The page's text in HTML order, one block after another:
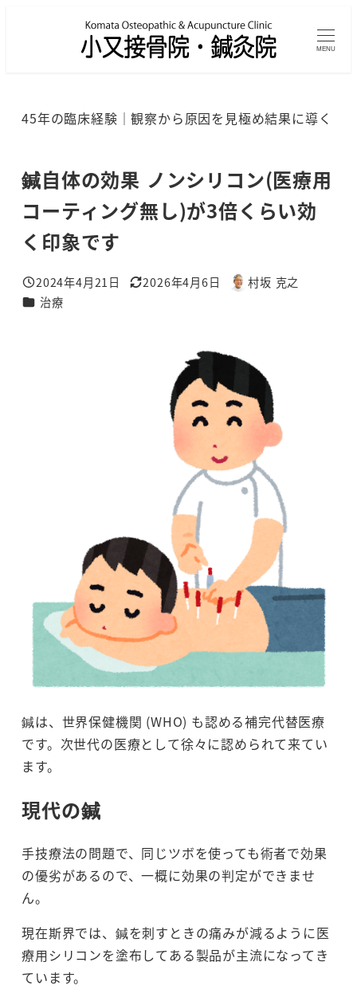
MENU
45年の臨床経験｜観察から原因を見極め結果に導く
鍼自体の効果 ノンシリコン(医療用
コーティング無し)が3倍くらい効
く印象です
投稿日
2024年4月21日
更新日
2026年4月6日
著
村坂 克之
カテゴリー
治療
鍼は、世界保健機関 (WHO) も認める補完代替医療
です。次世代の医療として徐々に認められて来てい
ます。
現代の鍼
手技療法の問題で、同じツボを使っても術者で効果
の優劣があるので、一概に効果の判定ができませ
ん。
現在斯界では、鍼を刺すときの痛みが減るように医
療用シリコンを塗布してある製品が主流になってき
ています。